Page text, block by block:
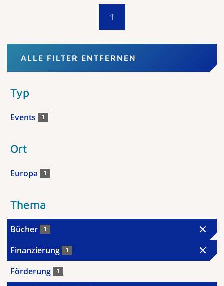
1
ALLE FILTER ENTFERNEN
Typ
Events 1
Ort
Europa 1
Thema
Bücher 1
Finanzierung 1
Förderung 1